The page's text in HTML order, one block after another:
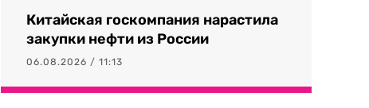
Китайская госкомпания нарастила
закупки нефти из России
06.08.2026 / 11:13